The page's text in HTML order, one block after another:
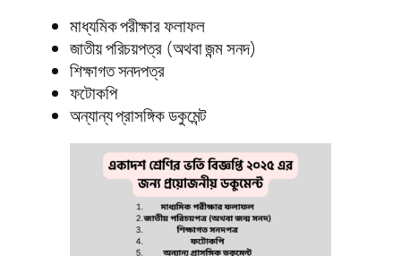
মাধ্যমিক পরীক্ষার ফলাফল
জাতীয় পরিচয়পত্র (অথবা জন্ম সনদ)
শিক্ষাগত সনদপত্র
ফটোকপি
অন্যান্য প্রাসঙ্গিক ডকুমেন্ট